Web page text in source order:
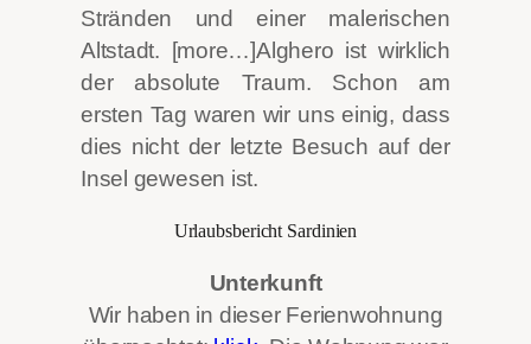
Stränden und einer malerischen
Altstadt. [more…]Alghero ist wirklich
der absolute Traum. Schon am
ersten Tag waren wir uns einig, dass
dies nicht der letzte Besuch auf der
Insel gewesen ist.
Urlaubsbericht Sardinien
Unterkunft
Wir haben in dieser Ferienwohnung